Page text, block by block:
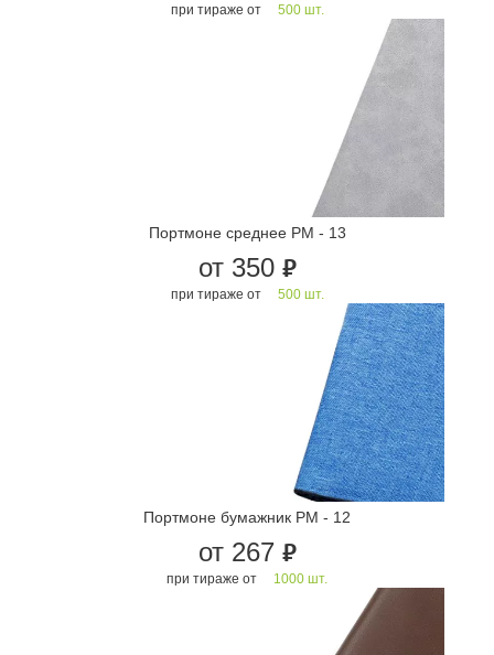
при тираже от 500 шт.
Портмоне среднее PM - 13
от 350 руб.
при тираже от 500 шт.
Портмоне бумажник PM - 12
от 267 руб.
при тираже от 1000 шт.